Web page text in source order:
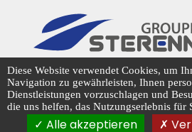
CENTRADIS © 2026
Cookie-Management
Diese Website verwendet Cookies, um
Navigation zu gewährleisten, Ihnen
Dienstleistungen vorzuschlagen und
die uns helfen, das Nutzungserlebnis für
Alle akzeptieren